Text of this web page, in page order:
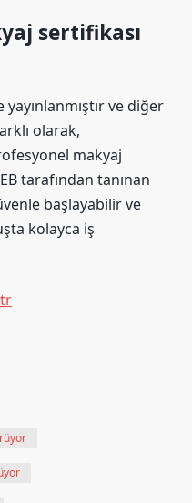
sertifikası
ve diğer
olarak,
makyaj
tarafından tanınan
başlayabilir ve
kolayca iş